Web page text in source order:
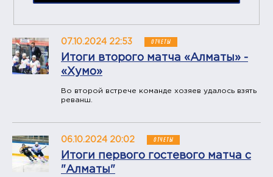
07.10.2024 22:53 ОТЧЕТЫ
Итоги второго матча «Алматы» -
«Хумо»
Во второй встрече команде хозяев удалось взять
реванш.
06.10.2024 20:02 ОТЧЕТЫ
Итоги первого гостевого матча с
"Алматы"